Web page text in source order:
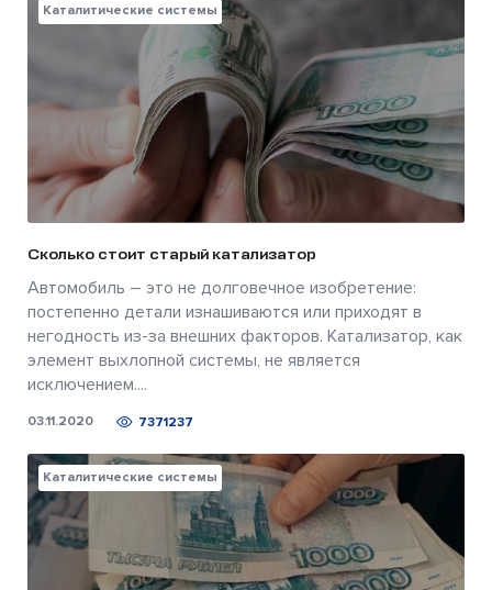
Каталитические системы
Сколько стоит старый катализатор
Автомобиль – это не долговечное изобретение:
постепенно детали изнашиваются или приходят в
негодность из-за внешних факторов. Катализатор, как
элемент выхлопной системы, не является
исключением....
03.11.2020 7371237
Каталитические системы